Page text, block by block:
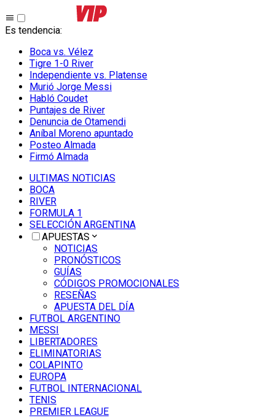
Es tendencia:
Boca vs. Vélez
Tigre 1-0 River
Independiente vs. Platense
Murió Jorge Messi
Habló Coudet
Puntajes de River
Denuncia de Otamendi
Aníbal Moreno apuntado
Posteo Almada
Firmó Almada
ULTIMAS NOTICIAS
BOCA
RIVER
FORMULA 1
SELECCIÓN ARGENTINA
APUESTAS
NOTICIAS
PRONÓSTICOS
GUÍAS
CÓDIGOS PROMOCIONALES
RESEÑAS
APUESTA DEL DÍA
FUTBOL ARGENTINO
MESSI
LIBERTADORES
ELIMINATORIAS
COLAPINTO
EUROPA
FUTBOL INTERNACIONAL
TENIS
PREMIER LEAGUE